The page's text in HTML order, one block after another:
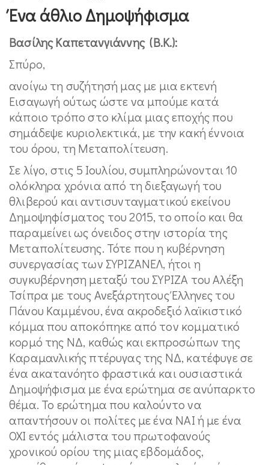
Ένα άθλιο Δημοψήφισμα
Βασίλης Καπετανγιάννης (Β.Κ.):
Σπύρο,
ανοίγω τη συζήτησή μας με μια εκτενή
Εισαγωγή ούτως ώστε να μπούμε κατά
κάποιο τρόπο στο κλίμα μιας εποχής που
σημάδεψε κυριολεκτικά, με την κακή έννοια
του όρου, τη Μεταπολίτευση.
Σε λίγο, στις 5 Ιουλίου, συμπληρώνονται 10
ολόκληρα χρόνια από τη διεξαγωγή του
θλιβερού και αντισυνταγματικού εκείνου
Δημοψηφίσματος του 2015, το οποίο και θα
παραμείνει ως όνειδος στην ιστορία της
Μεταπολίτευσης. Τότε που η κυβέρνηση
συνεργασίας των ΣΥΡΙΖΑΝΕΛ, ήτοι η
συγκυβέρνηση μεταξύ του ΣΥΡΙΖΑ του Αλέξη
Τσίπρα με τους Ανεξάρτητους Έλληνες του
Πάνου Καμμένου, ένα ακροδεξιό λαϊκιστικό
κόμμα που αποκόπηκε από τον κομματικό
κορμό της ΝΔ, καθώς και εκπροσώπων της
Καραμανλικής πτέρυγας της ΝΔ, κατέφυγε σε
ένα ακατανόητο φραστικά και ουσιαστικά
Δημοψήφισμα με ένα ερώτημα σε ανύπαρκτο
θέμα. Το ερώτημα που καλούντο να
απαντήσουν οι πολίτες με ένα ΝΑΙ ή με ένα
ΟΧΙ εντός μάλιστα του πρωτοφανούς
χρονικού ορίου της μιας εβδομάδος,